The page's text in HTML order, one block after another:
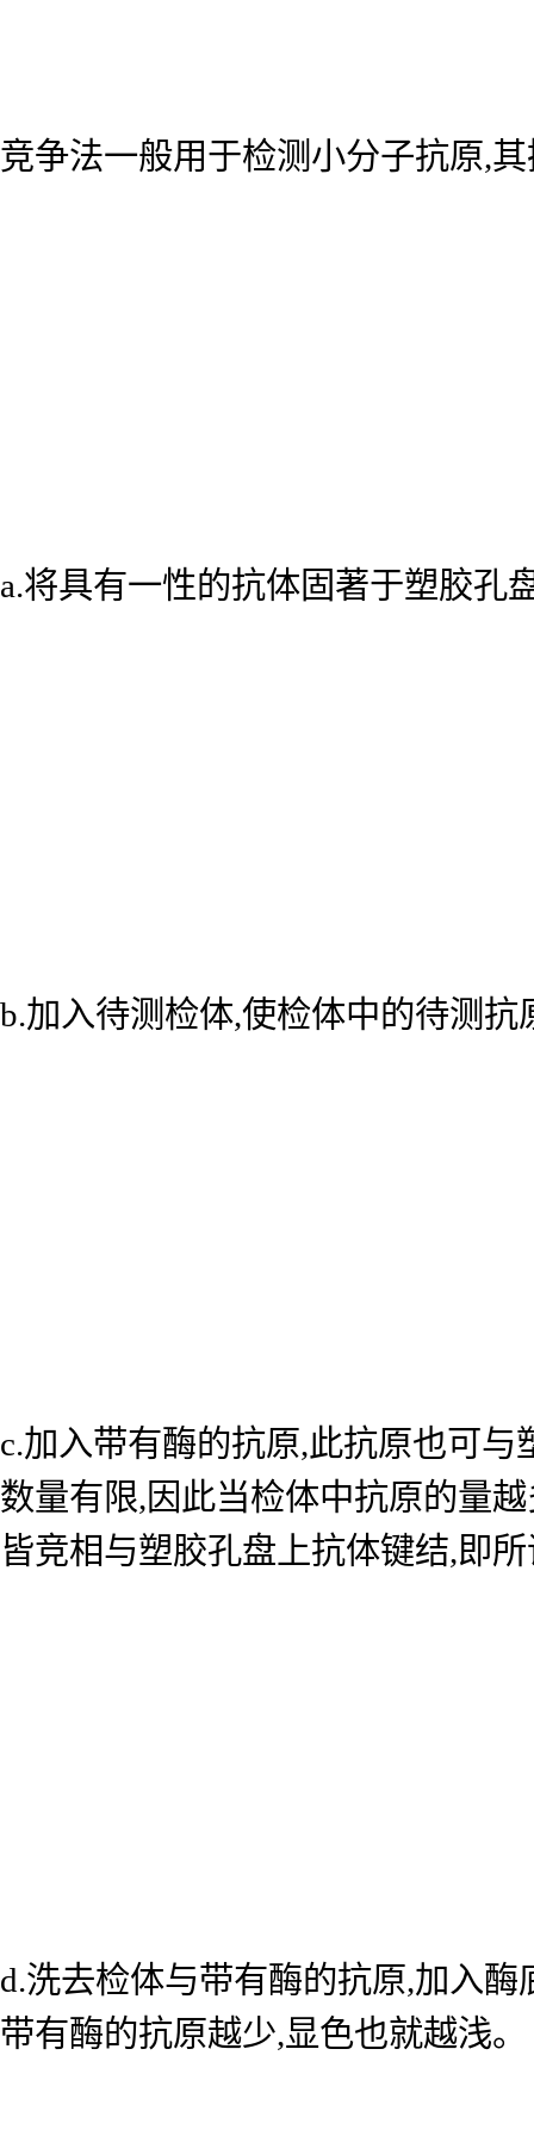
竞争法一般用于检测小分子抗原,
a.将具有一性的抗体固著于塑胶孔
b.加入待测检体,使检体中的待测
c.加入带有酶的抗原,此抗原也可
数量有限,因此当检体中抗原的量
皆竞相与塑胶孔盘上抗体键结,即
d.洗去检体与带有酶的抗原,加入
带有酶的抗原越少,显色也就越浅。